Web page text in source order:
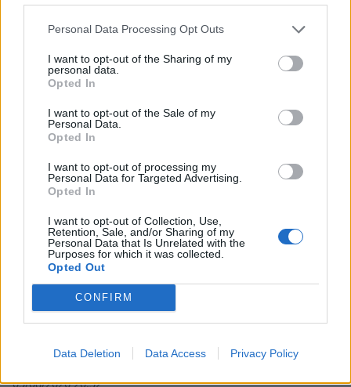
Personal Data Processing Opt Outs
I want to opt-out of the Sharing of my
personal data.
Opted In
I want to opt-out of the Sale of my
Personal Data.
Opted In
I want to opt-out of processing my
Personal Data for Targeted Advertising.
Opted In
I want to opt-out of Collection, Use,
Retention, Sale, and/or Sharing of my
Personal Data that Is Unrelated with the
Purposes for which it was collected.
Opted Out
CONFIRM
Data Deletion Data Access Privacy Policy
Σχετικά Άρθρα
Δυτική Μάνη: Συνεχίζονται οι
Art Doc Festival
05/08/2026 20:32